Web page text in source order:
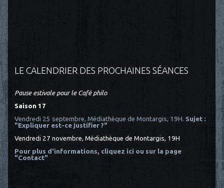
LE CALENDRIER DES PROCHAINES SÉANCES
Pause estivale pour le Café philo
Saison 17
Vendredi 25 septembre, Médiathèque de Montargis, 19H. Sujet :
"Expliquer est-ce justifier ?"
Vendredi 27 novembre, Médiathèque de Montargis, 19H
Pour plus d'informations, cliquez ici ou sur la page
"Contact"